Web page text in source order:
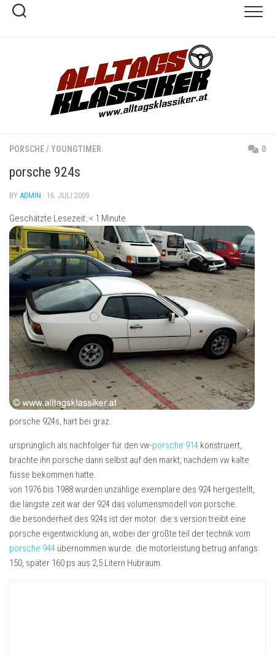
Skip
PORSCHE/ YOUNGTIMER 0
porsche 924s
BY ADMIN · 16. JULI 2009
Geschätzte Lesezeit: < 1 Minute
porsche 924s, hart bei graz.
ursprünglich als nachfolger für den vw-porsche 914 konstruiert,
brachte ihn porsche dann selbst auf den markt, nachdem vw kalte
füsse bekommen hatte.
von 1976 bis 1988 wurden unzählige exemplare des 924 hergestellt,
die längste zeit war der 924 das volumensmodell von porsche.
die besonderheit des 924s ist der motor. die s version treibt eine
porsche eigentwicklung an, wobei der größte teil der technik vom
porsche 944 übernommen wurde. die motorleistung betrug anfangs
150, später 160 ps aus 2,5 Litern Hubraum.